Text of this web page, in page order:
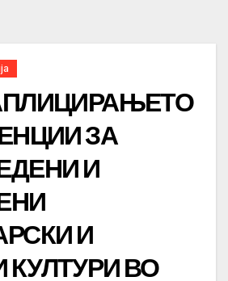
ЗА
И
И
ВО